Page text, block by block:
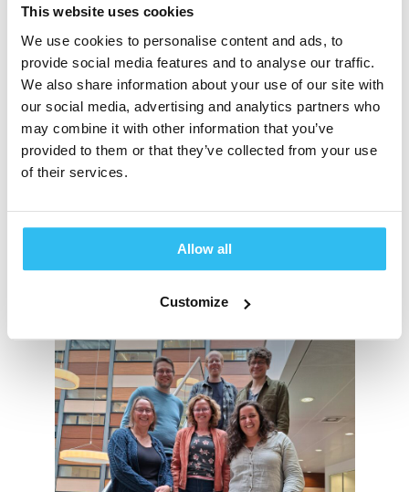
This website uses cookies
We use cookies to personalise content and ads, to
provide social media features and to analyse our traffic.
We also share information about your use of our site with
our social media, advertising and analytics partners who
may combine it with other information that you’ve
provided to them or that they’ve collected from your use
of their services.
Allow all
Customize
bijvoorbeeld innovaties rond monitoring en
specifieke stofklassen, en nieuwe inzichten op
het vlak van de evaluatie van
massaspectrometrie-data.” De hoogleraar kijkt
vooral uit naar de uitwisseling van kennis en
onderzoeksideeën, en het starten van
gezamenlijke initiatieven. “Het leuke is ook dat
Corine bij de VU is gepromoveerd aan het
copromotor. De relatie gaat dus al heel lang